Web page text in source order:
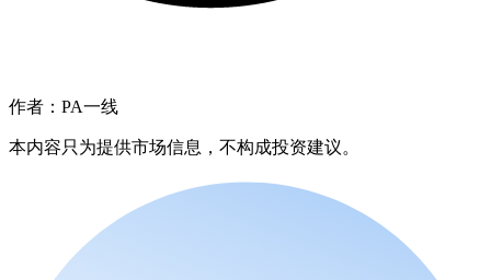
作者：PA一线
本内容只为提供市场信息，不构成投资建议。